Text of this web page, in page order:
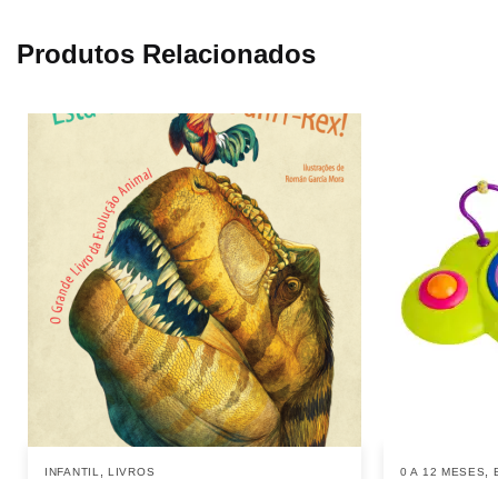
Produtos Relacionados
INFANTIL ,LIVROS 0 A 12 MESES